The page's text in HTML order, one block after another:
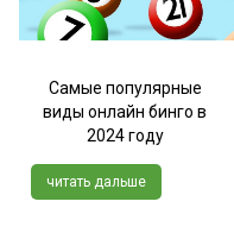
Самые популярные
виды онлайн бинго в
2024 году
читать дальше